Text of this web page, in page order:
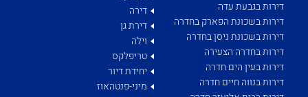
דירות בגבעת עדה
דירות בשכונת הפארק בחדרה
דירות בשכונת ניסן בחדרה
דירות בחדרה הצעירה
דירות בעין הים חדרה
דירות בנווה חיים חדרה
דירה
דירת גן
וילה
טריפלקס
יחידת דיור
מיני-פנטהאוז